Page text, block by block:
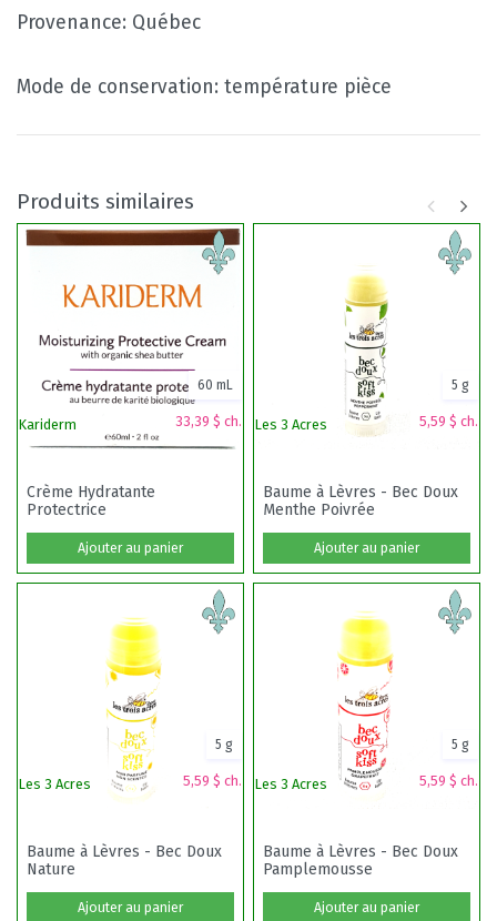
Provenance: Québec
Mode de conservation: température pièce
Produits similaires
Kariderm 33,39 $ ch.
60 mL
Crème Hydratante
Protectrice
Ajouter au panier
Les 3 Acres 5,59 $ ch.
5 g
Baume à Lèvres - Bec Doux
Menthe Poivrée
Ajouter au panier
Les 3 Acres 5,59 $ ch.
5 g
Baume à Lèvres - Bec Doux
Nature
Ajouter au panier
Les 3 Acres 5,59 $ ch.
5 g
Baume à Lèvres - Bec Doux
Pamplemousse
Ajouter au panier